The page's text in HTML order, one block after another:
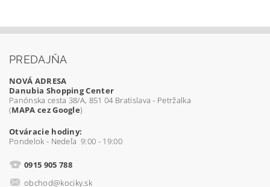
PREDAJŇA
NOVÁ ADRESA
Danubia Shopping Center
Panónska cesta 38/A, 851 04 Bratislava - Petržalka
(MAPA cez Google)
Otváracie hodiny:
Pondelok - Nedeľa 9:00 - 19:00
0915 905 788
obchod@kociky.sk